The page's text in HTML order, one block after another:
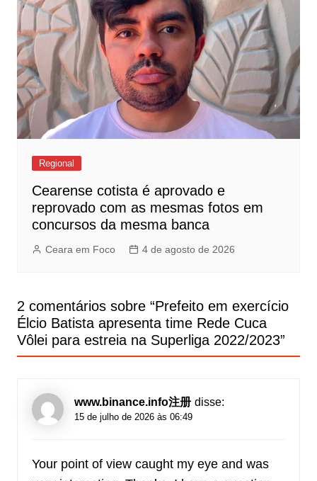
Regional
Cearense cotista é aprovado e
reprovado com as mesmas fotos em
concursos da mesma banca
Ceara em Foco 4 de agosto de 2026
2 comentários sobre “Prefeito em exercício
Élcio Batista apresenta time Rede Cuca
Vôlei para estreia na Superliga 2022/2023”
www.binance.info注册 disse:
15 de julho de 2026 às 06:49
Your point of view caught my eye and was